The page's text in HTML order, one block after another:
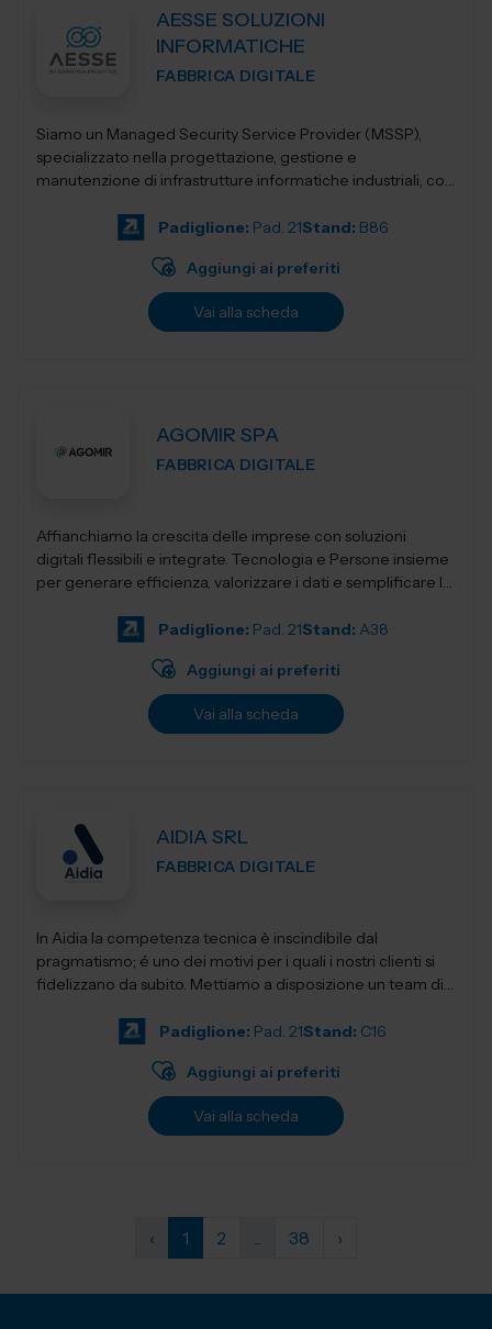
AESSE SOLUZIONI
INFORMATICHE
FABBRICA DIGITALE
Siamo un Managed Security Service Provider (MSSP),
specializzato nella progettazione, gestione e
manutenzione di infrastrutture informatiche industriali, con
Padiglione: Pad. 21Stand: B86
Aggiungi ai preferiti
Vai alla scheda
AGOMIR SPA
FABBRICA DIGITALE
Affianchiamo la crescita delle imprese con soluzioni
digitali flessibili e integrate. Tecnologia e Persone insieme
per generare efficienza, valorizzare i dati e semplificare la
Padiglione: Pad. 21Stand: A38
Aggiungi ai preferiti
Vai alla scheda
AIDIA SRL
FABBRICA DIGITALE
In Aidia la competenza tecnica è inscindibile dal
pragmatismo; é uno dei motivi per i quali i nostri clienti si
fidelizzano da subito. Mettiamo a disposizione un team di
Padiglione: Pad. 21Stand: C16
Aggiungi ai preferiti
Vai alla scheda
‹ 1 2 ... 38 ›